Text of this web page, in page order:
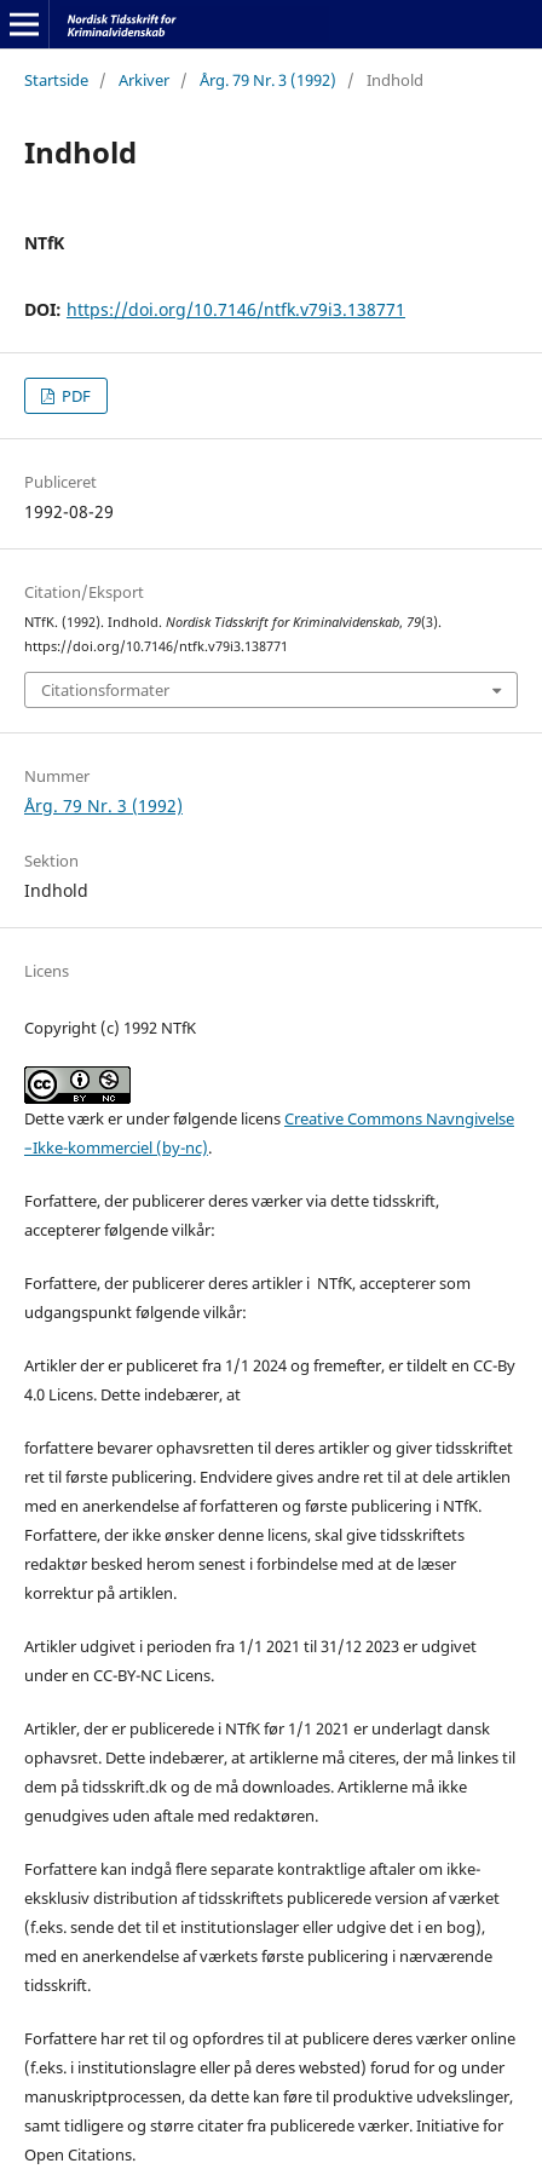
Startside / Arkiver / Årg. 79 Nr. 3 (1992) / Indhold
Indhold
NTfK
DOI: https://doi.org/10.7146/ntfk.v79i3.138771
PDF
Publiceret
1992-08-29
Citation/Eksport
NTfK. (1992). Indhold. Nordisk Tidsskrift for Kriminalvidenskab, 79(3).
https://doi.org/10.7146/ntfk.v79i3.138771
Citationsformater
Nummer
Årg. 79 Nr. 3 (1992)
Sektion
Indhold
Licens
Copyright (c) 1992 NTfK
Dette værk er under følgende licensCreative Commons Navngivelse
–Ikke-kommerciel (by-nc).
Forfattere, der publicerer deres værker via dette tidsskrift,
accepterer følgende vilkår:
Forfattere, der publicerer deres artikler i NTfK, accepterer som
udgangspunkt følgende vilkår:
Artikler der er publiceret fra 1/1 2024 og fremefter, er tildelt en CC-By
4.0 Licens. Dette indebærer, at
forfattere bevarer ophavsretten til deres artikler og giver tidsskriftet
ret til første publicering. Endvidere gives andre ret til at dele artiklen
med en anerkendelse af forfatteren og første publicering i NTfK.
Forfattere, der ikke ønsker denne licens, skal give tidsskriftets
redaktør besked herom senest i forbindelse med at de læser
korrektur på artiklen.
Artikler udgivet i perioden fra 1/1 2021 til 31/12 2023 er udgivet
under en CC-BY-NC Licens.
Artikler, der er publicerede i NTfK før 1/1 2021 er underlagt dansk
ophavsret. Dette indebærer, at artiklerne må citeres, der må linkes til
dem på tidsskrift.dk og de må downloades. Artiklerne må ikke
genudgives uden aftale med redaktøren.
Forfattere kan indgå flere separate kontraktlige aftaler om ikke-
eksklusiv distribution af tidsskriftets publicerede version af værket
(f.eks. sende det til et institutionslager eller udgive det i en bog),
med en anerkendelse af værkets første publicering i nærværende
tidsskrift.
Forfattere har ret til og opfordres til at publicere deres værker online
(f.eks. i institutionslagre eller på deres websted) forud for og under
manuskriptprocessen, da dette kan føre til produktive udvekslinger,
samt tidligere og større citater fra publicerede værker. Initiative for
Open Citations.